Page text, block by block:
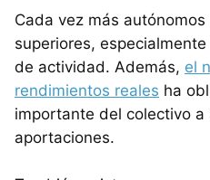
Cada vez más
superiores,
de actividad. Además, el
rendimientos reales ha
importante del colectivo a
aportaciones.